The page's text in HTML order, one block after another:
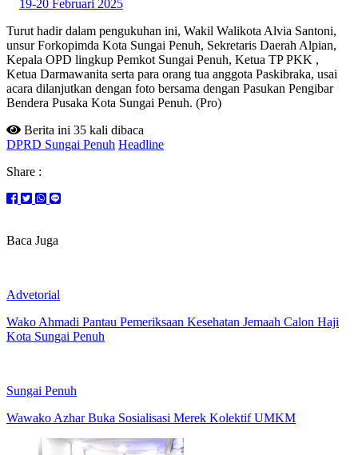
19-20 Februari 2025
Turut hadir dalam pengukuhan ini, Wakil Walikota Alvia Santoni,
unsur Forkopimda Kota Sungai Penuh, Sekretaris Daerah Alpian,
Kepala OPD lingkup Pemkot Sungai Penuh, Ketua TP PKK ,
Ketua Darmawanita serta para orang tua anggota Paskibraka, usai
acara dilanjutkan dengan foto bersama dengan Pasukan Pengibar
Bendera Pusaka Kota Sungai Penuh. (Pro)
Berita ini 35 kali dibaca
DPRD Sungai Penuh Headline
Share :
Baca Juga
Advetorial
Wako Ahmadi Pantau Pemeriksaan Kesehatan Jemaah Calon Haji
Kota Sungai Penuh
Sungai Penuh
Wawako Azhar Buka Sosialisasi Merek Kolektif UMKM